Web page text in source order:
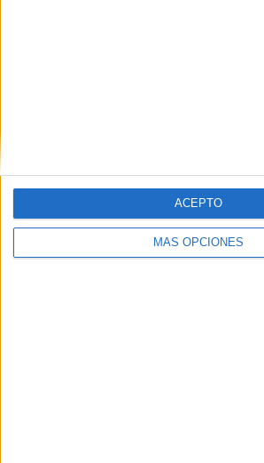
MÁS OPCIONES
ACEPTO
SIGUE NUESTROS
PINTEREST